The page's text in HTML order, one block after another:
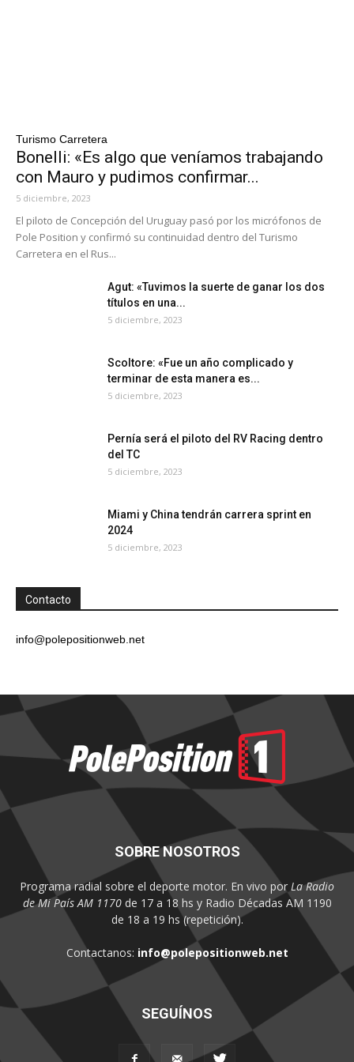
Turismo Carretera
Bonelli: «Es algo que veníamos trabajando
con Mauro y pudimos confirmar...
5 diciembre, 2023
El piloto de Concepción del Uruguay pasó por los micrófonos de
Pole Position y confirmó su continuidad dentro del Turismo
Carretera en el Rus...
Agut: «Tuvimos la suerte de ganar los dos
títulos en una...
5 diciembre, 2023
Scoltore: «Fue un año complicado y
terminar de esta manera es...
5 diciembre, 2023
Pernía será el piloto del RV Racing dentro
del TC
5 diciembre, 2023
Miami y China tendrán carrera sprint en
2024
5 diciembre, 2023
Contacto
info@polepositionweb.net
SOBRE NOSOTROS
Programa radial sobre el deporte motor. En vivo por La Radio
de Mi País AM 1170de 17 a 18 hs y Radio Décadas AM 1190
de 18 a 19 hs (repetición).
Contactanos: info@polepositionweb.net
SEGUÍNOS